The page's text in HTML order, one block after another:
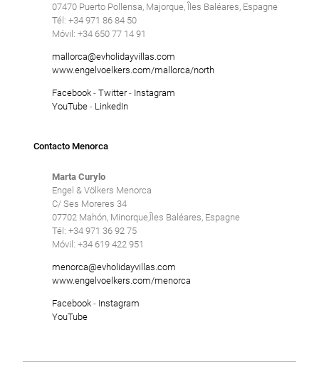
07470 Puerto Pollensa, Majorque, Îles Baléares, Espagne
Tél: +34 971 86 84 50
Móvil: +34 650 77 14 91
mallorca@evholidayvillas.com
www.engelvoelkers.com/mallorca/north
Facebook- Twitter- Instagram
YouTube- LinkedIn
Contacto Menorca
Marta Curylo
Engel & Völkers Menorca
C/ Ses Moreres 34
07702 Mahón, Minorque,Îles Baléares, Espagne
Tél: +34 971 36 92 75
Móvil: +34 619 422 951
menorca@evholidayvillas.com
www.engelvoelkers.com/menorca
Facebook- Instagram
YouTube